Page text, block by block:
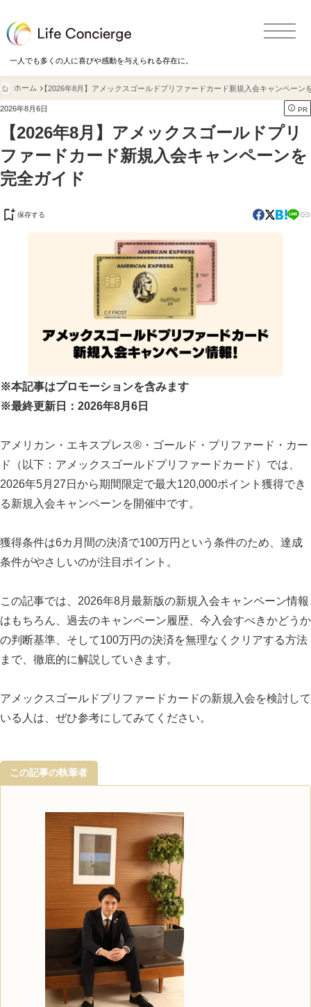
一人でも多くの人に喜びや感動を与えられる存在に。
 ホーム 【2026年8月】アメックスゴールドプリファードカード新規入会キャンペーン
2026年8月6日  PR
【2026年8月】アメックスゴールドプリ
ファードカード新規入会キャンペーンを
完全ガイド
 保存する 
※本記事はプロモーションを含みます
※最終更新日：2026年8月6日
アメリカン・エキスプレス®・ゴールド・プリファード・カー
ド（以下：アメックスゴールドプリファードカード）では、
2026年5月27日から期間限定で最大120,000ポイント獲得でき
る新規入会キャンペーンを開催中です。
獲得条件は6カ月間の決済で100万円という条件のため、達成
条件がやさしいのが注目ポイント。
この記事では、2026年8月最新版の新規入会キャンペーン情報
はもちろん、過去のキャンペーン履歴、今入会すべきかどうか
の判断基準、そして100万円の決済を無理なくクリアする方法
まで、徹底的に解説していきます。
アメックスゴールドプリファードカードの新規入会を検討して
いる人は、ぜひ参考にしてみてください。
この記事の執筆者